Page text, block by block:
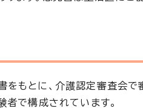
もとに、介護認定審査会
者で構成されています。